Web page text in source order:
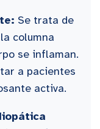
Se trata de
columna
se inflaman.
a pacientes
activa.